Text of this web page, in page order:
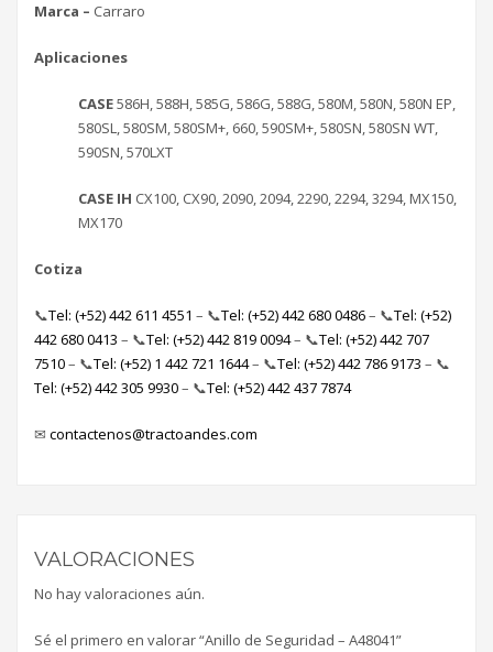
Marca – Carraro
Aplicaciones
CASE586H, 588H, 585G, 586G, 588G, 580M, 580N, 580N EP,
580SL, 580SM, 580SM+, 660, 590SM+, 580SN, 580SN WT,
590SN, 570LXT
CASE IH CX100, CX90, 2090, 2094, 2290, 2294, 3294, MX150,
MX170
Cotiza
📞Tel: (+52) 442 611 4551 – 📞Tel: (+52) 442 680 0486– 📞Tel: (+52)
442 680 0413 – 📞Tel: (+52) 442 819 0094– 📞Tel: (+52) 442 707
7510– 📞Tel: (+52) 1 442 721 1644– 📞Tel: (+52) 442 786 9173 – 📞
Tel: (+52) 442 305 9930– 📞Tel: (+52) 442 437 7874
✉ contactenos@tractoandes.com
VALORACIONES
No hay valoraciones aún.
Sé el primero en valorar “Anillo de Seguridad – A48041”